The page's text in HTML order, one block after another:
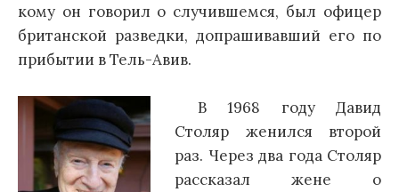
кому он говорил о случившемся, был офицер
британской разведки, допрашивавший его по
прибытии в Тель-Авив.
В 1968 году Давид
Столяр женился второй
раз. Через два года Столяр
рассказал жене о